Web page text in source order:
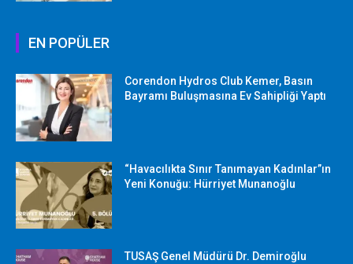
EN POPÜLER
Corendon Hydros Club Kemer, Basın
Bayramı Buluşmasına Ev Sahipliği Yaptı
“Havacılıkta Sınır Tanımayan Kadınlar”ın
Yeni Konuğu: Hürriyet Munanoğlu
TUSAŞ Genel Müdürü Dr. Demiroğlu